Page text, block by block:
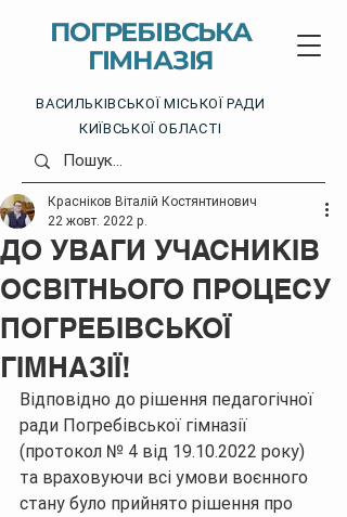
ПОГРЕБІВСЬКА
ГІМНАЗІЯ
ВАСИЛЬКІВСЬКОЇ МІСЬКОЇ РАДИ
КИЇВСЬКОЇ ОБЛАСТІ
ДО УВАГИ УЧАСНИКІВ
ОСВІТНЬОГО ПРОЦЕСУ
ПОГРЕБІВСЬКОЇ
ГІМНАЗІЇ!
Красніков Віталій Костянтинович
22 жовт. 2022 р.
Відповідно до рішення педагогічної
ради Погребівської гімназії
(протокол № 4 від 19.10.2022 року)
та враховуючи всі умови воєнного
стану було прийнято рішення про